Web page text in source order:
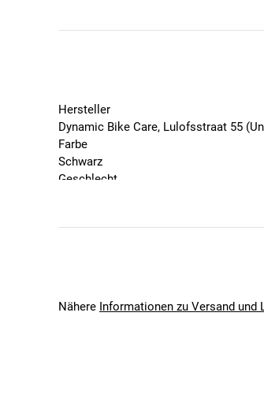
Schützt vor Korrosion,
Brugger-Wert: 50 N/mm²
Hersteller
Dynamic Bike Care, Lulofsstraat 55
Farbe
Schwarz
Geschlecht
Dynamic
Bitte beachte, dass es zu
Nähere Informationen zu Versand und